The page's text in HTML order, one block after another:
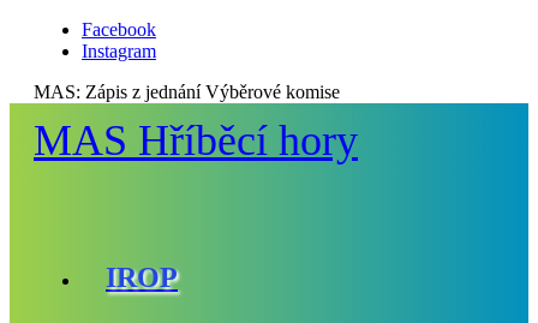
Facebook
Instagram
MAS: Zápis z jednání Výběrové komise
MAS Hříběcí hory
IROP